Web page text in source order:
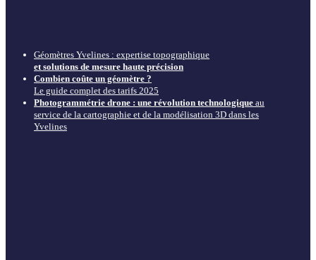
Géomètres Yvelines : expertise topographique
et solutions de mesure haute précision
Combien coûte un géomètre ?
Le guide complet des tarifs 2025
Photogrammétrie drone : une révolution technologique au
service de la cartographie et de la modélisation 3D dans les
Yvelines